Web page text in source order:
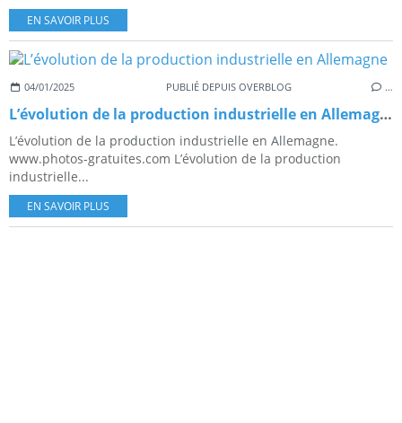
EN SAVOIR PLUS
04/01/2025 PUBLIÉ DEPUIS OVERBLOG …
L’évolution de la production industrielle en Allemagne
L’évolution de la production industrielle en Allemagne.
www.photos-gratuites.com L’évolution de la production
industrielle...
EN SAVOIR PLUS